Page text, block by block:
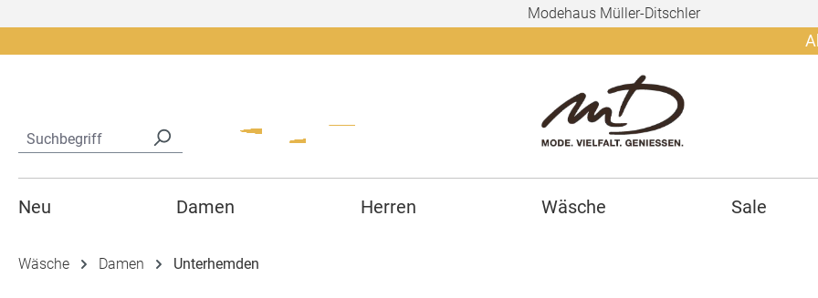
Modehaus Müller-Ditschler
Ab
Neu Damen Herren Wäsche Sale
Wäsche Damen Unterhemden